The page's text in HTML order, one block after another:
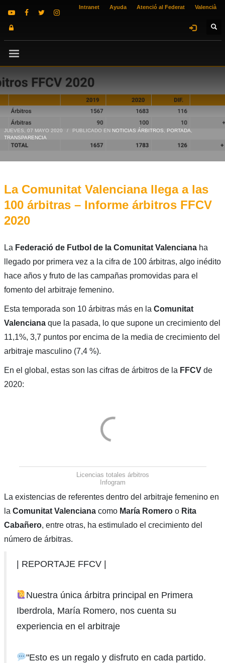
Intranet Ayuda Atenció al Federat Valencià
JUEVES, 07 MAYO 2020 / PUBLICADO EN NOTICIAS ÁRBITROS PORTADA
TRANSPARENCIA
La Comunitat Valenciana llega a las
100 árbitras – Informe árbitros FFCV
2020
La Federació de Futbol de la Comunitat Valencianaha
llegado por primera vez a la cifra de 100 árbitras, algo inédito
hace años y fruto de las campañas promovidas para el
fomento del arbitraje femenino.
Esta temporada son 10 árbitras más en la Comunitat
Valenciana que la pasada, lo que supone un crecimiento del
11,1%, 3,7 puntos por encima de la media de crecimiento del
arbitraje masculino (7,4 %).
En el global, estas son las cifras de árbitros de la FFCVde
2020:
Licencias totales árbitros
Infogram
La existencias de referentes dentro del arbitraje femenino en
la Comunitat Valenciana como María Romeroo Rita
Cabañero, entre otras, ha estimulado el crecimiento del
número de árbitras.
| REPORTAJE FFCV |
Nuestra única árbitra principal en Primera
Iberdrola, María Romero, nos cuenta su
experiencia en el arbitraje
"Esto es un regalo y disfruto en cada partido.